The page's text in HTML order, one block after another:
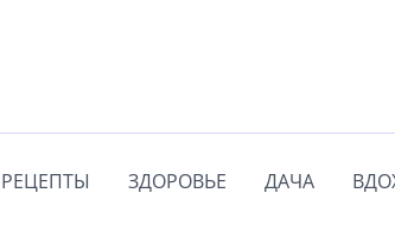
РЕЦЕПТЫ ЗДОРОВЬЕ ДАЧА